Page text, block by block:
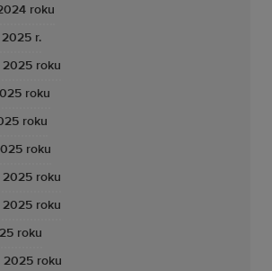
roku
r.
roku
roku
roku
roku
roku
roku
roku
2025 roku